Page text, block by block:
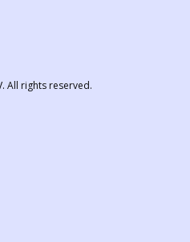
All rights reserved.